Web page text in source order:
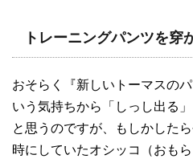
トレーニングパンツを穿
おそらく『新しいトーマスの
いう気持ちから「しっし出る
と思うのですが、もしかした
時にしていたオシッコ（おも